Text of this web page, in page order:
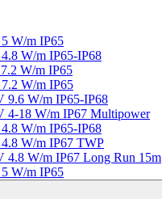
W/m IP65
W/m IP65-IP68
W/m IP65
W/m IP65
9.6 W/m IP65-IP68
4-18 W/m IP67 Multipower
W/m IP65-IP68
W/m IP67 TWP
4.8 W/m IP67 Long Run 15m
W/m IP65